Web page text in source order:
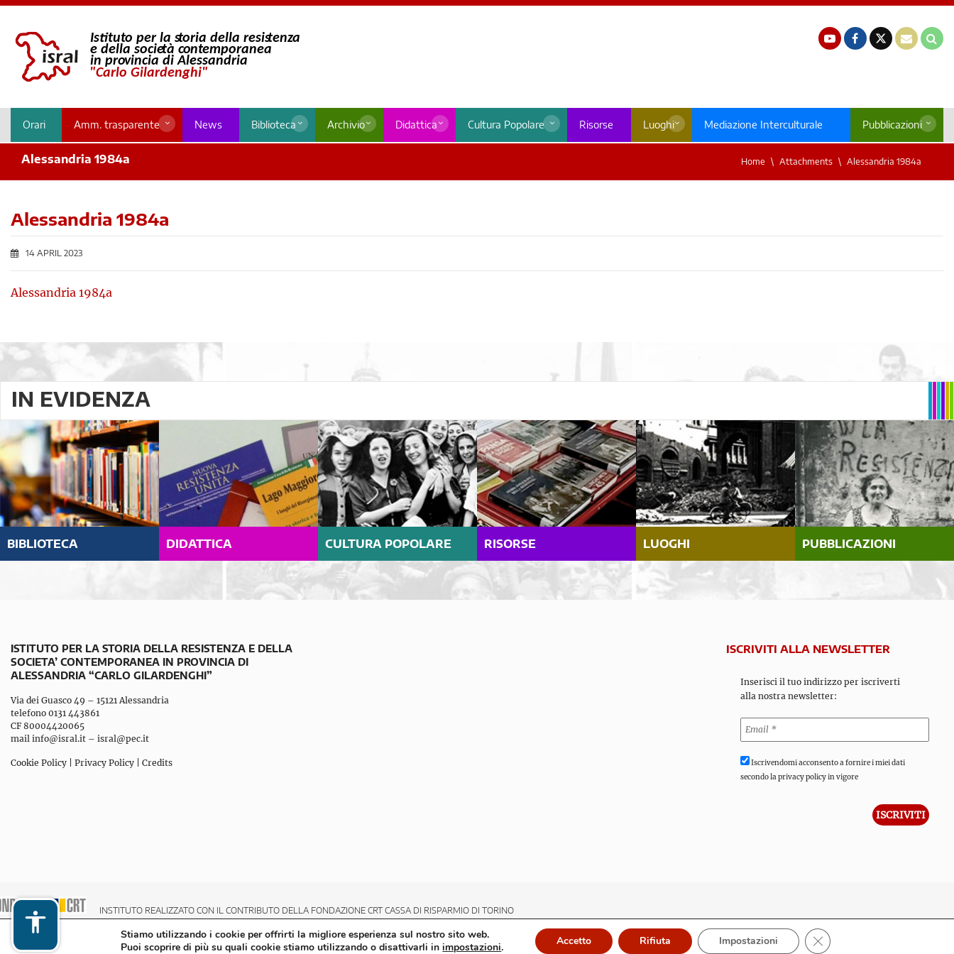
Orari Amm. trasparente News Biblioteca Archivio Didattica Cultura Popolare Risorse Luoghi Mediazione Interculturale Pubblicazioni
Alessandria 1984a Home Attachments Alessandria 1984a
Alessandria 1984a
14 APRIL 2023
Alessandria 1984a
IN EVIDENZA
BIBLIOTECA DIDATTICA CULTURA POPOLARE RISORSE LUOGHI PUBBLICAZIONI
ISTITUTO PER LA STORIA DELLA RESISTENZA E DELLA
SOCIETA’ CONTEMPORANEA IN PROVINCIA DI
ALESSANDRIA “CARLO GILARDENGHI”
Via dei Guasco 49 – 15121 Alessandria
telefono 0131 443861
CF 80004420065
mail info@isral.it – isral@pec.it
Cookie Policy Privacy Policy Credits
ISCRIVITI ALLA NEWSLETTER
Inserisci il tuo indirizzo per iscriverti
alla nostra newsletter:
Iscrivendomi acconsento a fornire i miei dati
secondo la privacy policy in vigore
INSTITUTO REALIZZATO CON IL CONTRIBUTO DELLA FONDAZIONE CRT CASSA DI RISPARMIO DI TORINO
Stiamo utilizzando i cookie per offrirti la migliore esperienza sul nostro sito web.
Puoi scoprire di più su quali cookie stiamo utilizzando o disattivarli inimpostazioni. Accetto Rifiuta Impostazioni Close GDPR Cookie Banner